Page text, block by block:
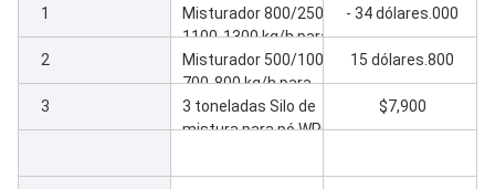
matérias-primas
1
Misturador 800/2500
1100-1300 kg/h para
mistura de matérias-
primas para portas
- 34 dólares.000
2
Misturador 500/1000
700-800 kg/h para
mistura de matérias-
primas Frame &
15 dólares.800
3
3 toneladas Silo de
mistura para pó WPC
para porta, o outro
$7,900